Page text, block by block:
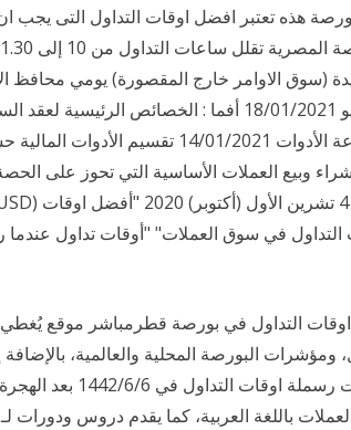
وبيع العملات الأساسية التي تحوز على
التداول في سوق العملات" "أوقات تداول
البورصة المحلية والعالمية،
قطر: تداول أكثر
باللغة العربية، كما يقدم دروس ودورات